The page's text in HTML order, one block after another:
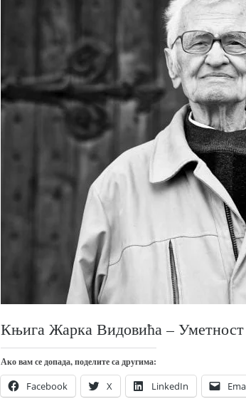
Књига Жарка Видовића – Уметност
Ако вам се допада, поделите са другима:
Facebook X LinkedIn